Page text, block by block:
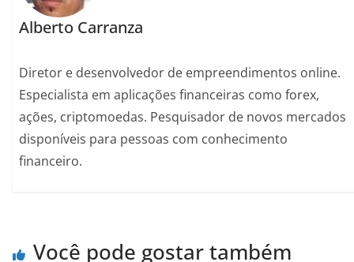
Alberto Carranza
Diretor e desenvolvedor de empreendimentos online.
Especialista em aplicações financeiras como forex,
ações, criptomoedas. Pesquisador de novos mercados
disponíveis para pessoas com conhecimento
financeiro.
Você pode gostar também